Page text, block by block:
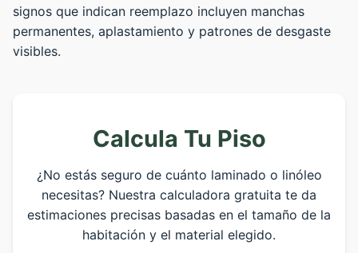
signos que indican reemplazo incluyen manchas
permanentes, aplastamiento y patrones de desgaste
visibles.
Calcula Tu Piso
¿No estás seguro de cuánto laminado o linóleo
necesitas? Nuestra calculadora gratuita te da
estimaciones precisas basadas en el tamaño de la
habitación y el material elegido.